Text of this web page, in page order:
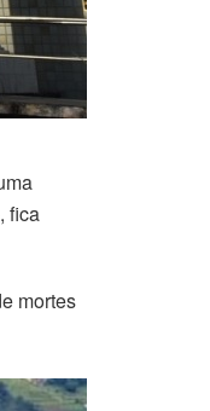
fica
mortes